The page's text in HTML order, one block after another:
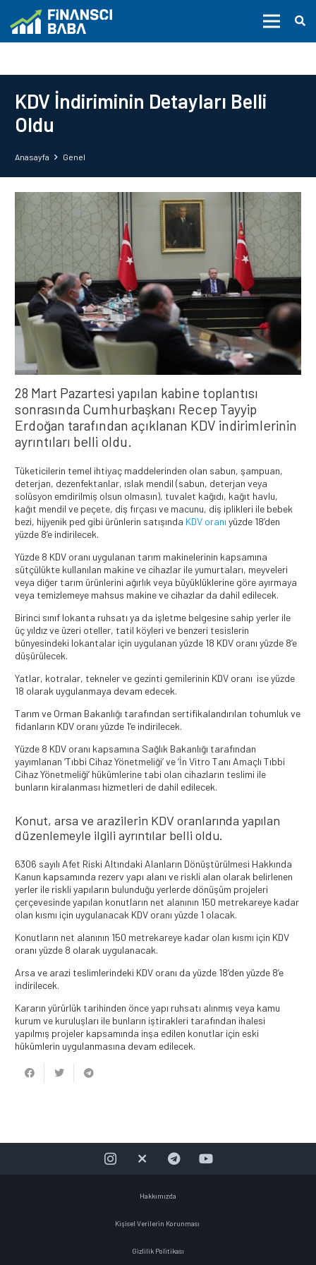
KDV İndiriminin Detayları Belli
Oldu
Anasayfa Genel
28 Mart Pazartesi yapılan kabine toplantısı
sonrasında Cumhurbaşkanı Recep Tayyip
Erdoğan tarafından açıklanan KDV indirimlerinin
ayrıntıları belli oldu.
Tüketicilerin temel ihtiyaç maddelerinden olan sabun, şampuan,
deterjan, dezenfektanlar, ıslak mendil (sabun, deterjan veya
solüsyon emdirilmiş olsun olmasın), tuvalet kağıdı, kağıt havlu,
kağıt mendil ve peçete, diş fırçası ve macunu, diş iplikleri ile bebek
bezi, hijyenik ped gibi ürünlerin satışında KDV oranı yüzde 18’den
yüzde 8’e indirilecek.
Yüzde 8 KDV oranı uygulanan tarım makinelerinin kapsamına
sütçülükte kullanılan makine ve cihazlar ile yumurtaları, meyveleri
veya diğer tarım ürünlerini ağırlık veya büyüklüklerine göre ayırmaya
veya temizlemeye mahsus makine ve cihazlar da dahil edilecek.
Birinci sınıf lokanta ruhsatı ya da işletme belgesine sahip yerler ile
üç yıldız ve üzeri oteller, tatil köyleri ve benzeri tesislerin
bünyesindeki lokantalar için uygulanan yüzde 18 KDV oranı yüzde 8’e
düşürülecek.
Yatlar, kotralar, tekneler ve gezinti gemilerinin KDV oranı ise yüzde
18 olarak uygulanmaya devam edecek.
Tarım ve Orman Bakanlığı tarafından sertifikalandırılan tohumluk ve
fidanların KDV oranı yüzde 1’e indirilecek.
Yüzde 8 KDV oranı kapsamına Sağlık Bakanlığı tarafından
yayımlanan ‘Tıbbi Cihaz Yönetmeliği’ ve ‘İn Vitro Tanı Amaçlı Tıbbi
Cihaz Yönetmeliği’ hükümlerine tabi olan cihazların teslimi ile
bunların kiralanması hizmetleri de dahil edilecek.
Konut, arsa ve arazilerin KDV oranlarında yapılan
düzenlemeyle ilgili ayrıntılar belli oldu.
6306 sayılı Afet Riski Altındaki Alanların Dönüştürülmesi Hakkında
Kanun kapsamında rezerv yapı alanı ve riskli alan olarak belirlenen
yerler ile riskli yapıların bulunduğu yerlerde dönüşüm projeleri
çerçevesinde yapılan konutların net alanının 150 metrekareye kadar
olan kısmı için uygulanacak KDV oranı yüzde 1 olacak.
Konutların net alanının 150 metrekareye kadar olan kısmı için KDV
oranı yüzde 8 olarak uygulanacak.
Arsa ve arazi teslimlerindeki KDV oranı da yüzde 18’den yüzde 8’e
indirilecek.
Kararın yürürlük tarihinden önce yapı ruhsatı alınmış veya kamu
kurum ve kuruluşları ile bunların iştirakleri tarafından ihalesi
yapılmış projeler kapsamında inşa edilen konutlar için eski
hükümlerin uygulanmasına devam edilecek.
Hakkımızda
Kişisel Verilerin Korunması
Gizlilik Politikası